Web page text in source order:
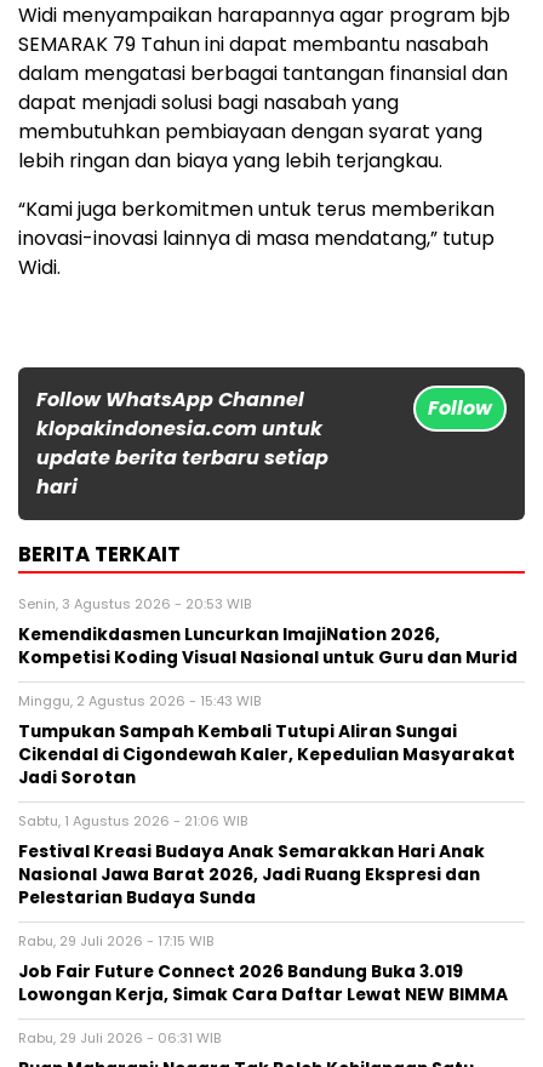
Widi menyampaikan harapannya agar program bjb
SEMARAK 79 Tahun ini dapat membantu nasabah
dalam mengatasi berbagai tantangan finansial dan
dapat menjadi solusi bagi nasabah yang
membutuhkan pembiayaan dengan syarat yang
lebih ringan dan biaya yang lebih terjangkau.
“Kami juga berkomitmen untuk terus memberikan
inovasi-inovasi lainnya di masa mendatang,” tutup
Widi.
Follow WhatsApp Channel
klopakindonesia.com untuk
update berita terbaru setiap
hari
Follow
BERITA TERKAIT
Senin, 3 Agustus 2026 - 20:53 WIB
Kemendikdasmen Luncurkan ImajiNation 2026,
Kompetisi Koding Visual Nasional untuk Guru dan Murid
Minggu, 2 Agustus 2026 - 15:43 WIB
Tumpukan Sampah Kembali Tutupi Aliran Sungai
Cikendal di Cigondewah Kaler, Kepedulian Masyarakat
Jadi Sorotan
Sabtu, 1 Agustus 2026 - 21:06 WIB
Festival Kreasi Budaya Anak Semarakkan Hari Anak
Nasional Jawa Barat 2026, Jadi Ruang Ekspresi dan
Pelestarian Budaya Sunda
Rabu, 29 Juli 2026 - 17:15 WIB
Job Fair Future Connect 2026 Bandung Buka 3.019
Lowongan Kerja, Simak Cara Daftar Lewat NEW BIMMA
Rabu, 29 Juli 2026 - 06:31 WIB